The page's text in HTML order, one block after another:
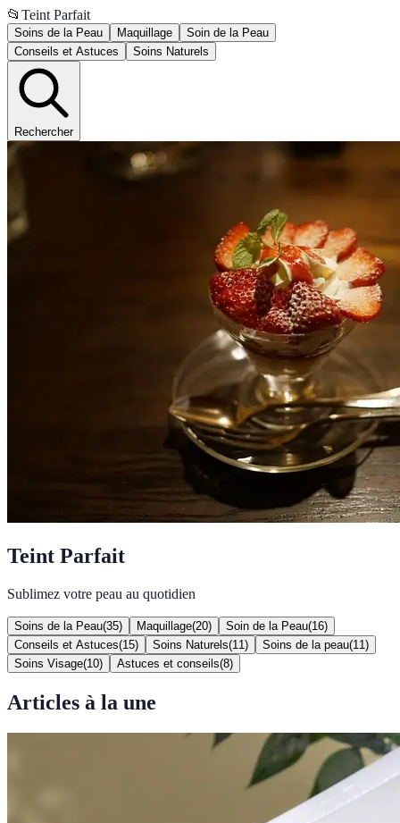
📂 Teint Parfait
Soins de la Peau Maquillage
Soin de la Peau
Conseils et Astuces
Soins Naturels
Rechercher
Teint Parfait
Sublimez votre peau au quotidien
Soins de la Peau(35) Maquillage(20) Soin de la Peau(16)
Conseils et Astuces(15) Soins Naturels(11 ) Soins de la peau(11 )
Soins Visage(10) Astuces et conseils(8)
Articles à la une